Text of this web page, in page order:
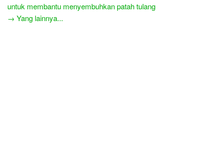
untuk membantu menyembuhkan patah tulang
→ Yang lainnya...